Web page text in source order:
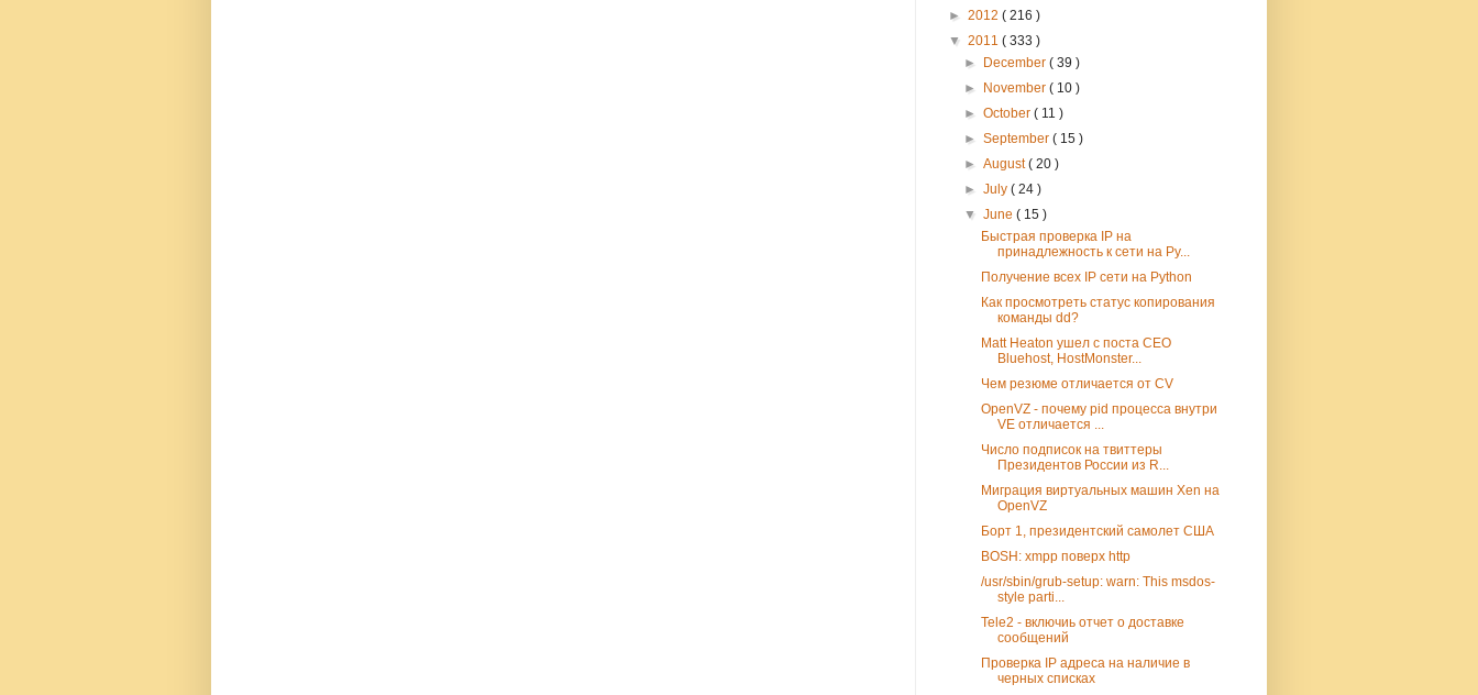
► 2012 ( 216 )
▼ 2011 ( 333 )
►
December( 39 )
►
November( 10 )
►October( 11 )
►September( 15 )
►August( 20 )
►July( 24 )
▼June( 15 )
Быстрая проверка IP на
принадлежность к сети на Py...
Получение всех IP сети на Python
Как просмотреть статус копирования
команды dd?
Matt Heaton ушел с поста CEO
Bluehost, HostMonster...
Чем резюме отличается от CV
OpenVZ - почему pid процесса внутри
VE отличается ...
Число подписок на твиттеры
Президентов России из R...
Миграция виртуальных машин Xen на
OpenVZ
Борт 1, президентский самолет США
BOSH: xmpp поверх http
/usr/sbin/grub-setup: warn: This msdos-
style parti...
Tele2 - включиь отчет о доставке
сообщений
Проверка IP адреса на наличие в
черных списках